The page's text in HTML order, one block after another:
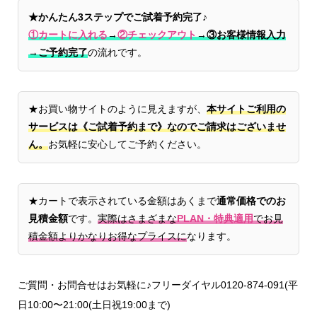
★かんたん3ステップでご試着予約完了♪
①カートに入れる→②チェックアウト→③お客様情報入力
→ご予約完了の流れです。
★お買い物サイトのように見えますが、 本サイトご利用の
サービスは《ご試着予約まで》なのでご請求はございませ
ん。お気軽に安心してご予約ください。
★カートで表示されている金額はあくまで通常価格でのお
見積金額です。 実際はさまざまなPLAN・特典適用でお見
積金額よりかなりお得なプライスになります。
ご質問・お問合せはお気軽に♪フリーダイヤル0120-874-091(平
日10:00〜21:00(土日祝19:00まで)